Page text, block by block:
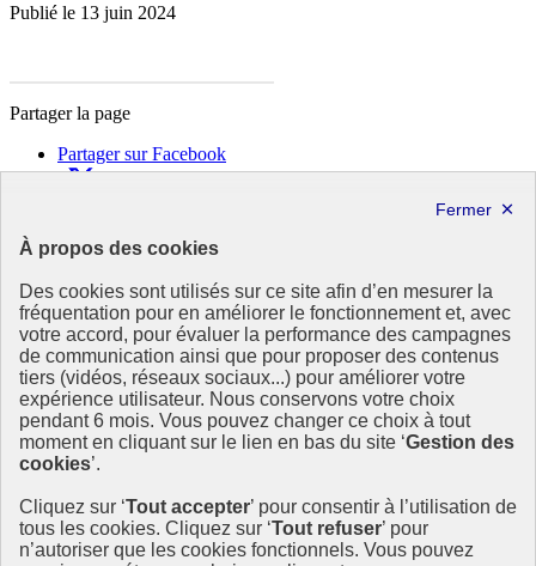
Publié le 13 juin 2024
Partager la page
Partager sur Facebook
Copier dans le presse-papier
République
Française
Le portail est conçu pour être le point d'accès national à la
déclaration et au dépôt des contrats climat communications
commerciales et transition écologique. Il s'agit d'un site
gouvernemental, produit par le Commissariat général au
développement durable (CGDD), direction du ministère de la
info.gouv.fr- ouvre une nouvelle fenêtre
service-public.fr- ouvre une nouvelle fenêtre
À propos des cookies
Des cookies sont utilisés sur ce site afin d’en mesurer la
fréquentation pour en améliorer le fonctionnement et, avec
votre accord, pour évaluer la performance des campagnes
de communication ainsi que pour proposer des contenus
tiers (vidéos, réseaux sociaux...) pour améliorer votre
expérience utilisateur. Nous conservons votre choix
pendant 6 mois. Vous pouvez changer ce choix à tout
moment en cliquant sur le lien en bas du site ‘Gestion des
cookies’.
Cliquez sur ‘Tout accepter’ pour consentir à l’utilisation de
tous les cookies. Cliquez sur ‘Tout refuser’ pour
n’autoriser que les cookies fonctionnels. Vous pouvez